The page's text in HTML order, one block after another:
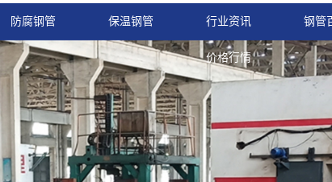
防腐钢管 保温钢管 行业资讯
价格行情
钢管